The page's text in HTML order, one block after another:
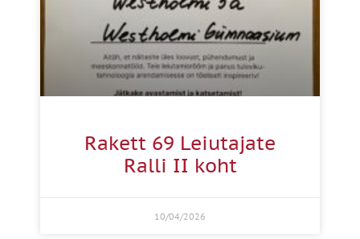
Rakett 69 Leiutajate
Ralli II koht
10/04/2026